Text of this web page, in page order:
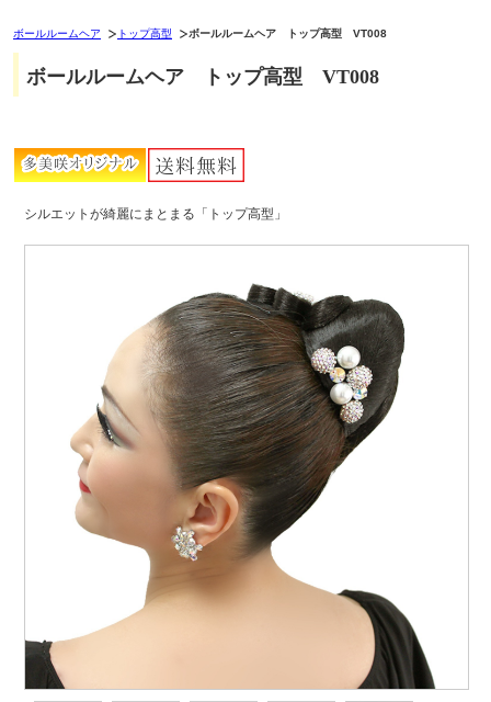
ボールルームヘア トップ高型 ボールルームヘア トップ高型 VT008
ボールルームヘア トップ高型 VT008
シルエットが綺麗にまとまる「トップ高型」